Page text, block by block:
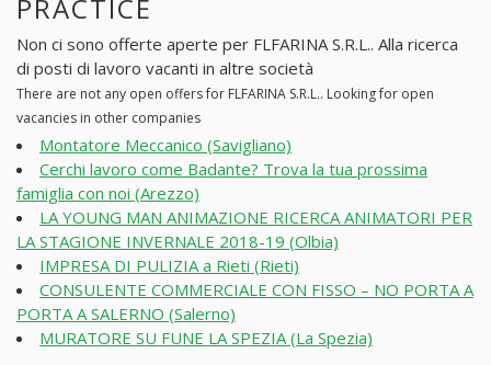
PRACTICE
Non ci sono offerte aperte per FLFARINA S.R.L.. Alla ricerca
di posti di lavoro vacanti in altre società
There are not any open offers for FLFARINA S.R.L.. Looking for open
vacancies in other companies
Montatore Meccanico (Savigliano)
Cerchi lavoro come Badante? Trova la tua prossima
famiglia con noi (Arezzo)
LA YOUNG MAN ANIMAZIONE RICERCA ANIMATORI PER
LA STAGIONE INVERNALE 2018-19 (Olbia)
IMPRESA DI PULIZIA a Rieti (Rieti)
CONSULENTE COMMERCIALE CON FISSO – NO PORTA A
PORTA A SALERNO (Salerno)
MURATORE SU FUNE LA SPEZIA (La Spezia)